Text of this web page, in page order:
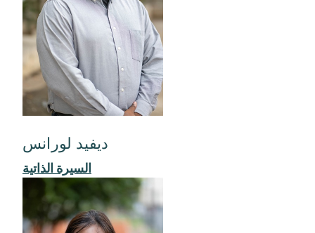
ديفيد لورانس
السيرة الذاتية